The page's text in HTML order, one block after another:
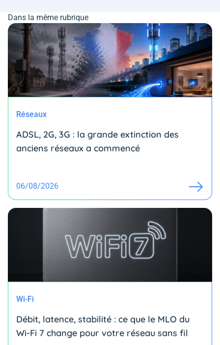
Dans la même rubrique
Réseaux
ADSL, 2G, 3G : la grande extinction des
anciens réseaux a commencé
06/08/2026
Wi-Fi
Débit, latence, stabilité : ce que le MLO du
Wi-Fi 7 change pour votre réseau sans fil